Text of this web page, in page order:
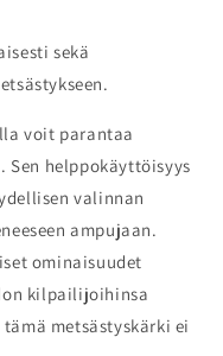
sekä
voit parantaa
Sen helppokäyttöisyys
valinnan
ampujaan.
ominaisuudet
kilpailijoihinsa
metsästyskärki ei